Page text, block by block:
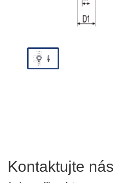
Kontaktujte nás